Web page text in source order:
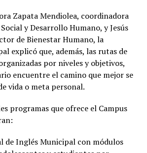
Zapata Mendiolea, coordinadora
y Desarrollo Humano, y Jesús
de Bienestar Humano, la
explicó que, además, las rutas de
por niveles y objetivos,
encuentre el camino que mejor se
vida o meta personal.
programas que ofrece el Campus
de Inglés Municipal con módulos